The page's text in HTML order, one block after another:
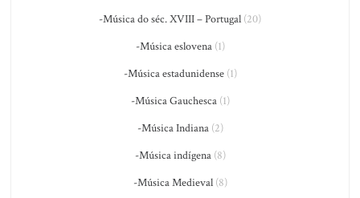
-Música do séc. XVIII – Portugal (20)
-Música eslovena(1)
-Música estadunidense(1)
-Música Gauchesca(1)
-Música Indiana(2)
-Música indígena(8)
-Música Medieval(8)